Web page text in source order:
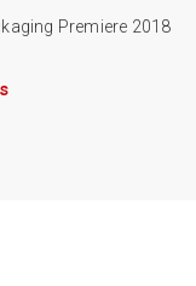
Premiere 2018